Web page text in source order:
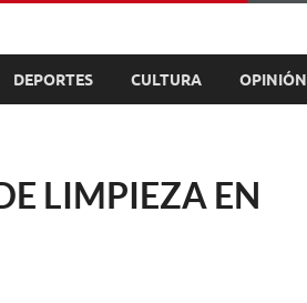
DEPORTES CULTURA OPINIÓN
LIMPIEZA EN